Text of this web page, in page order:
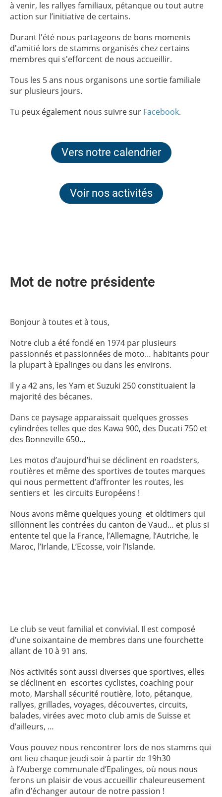
à venir, les rallyes familiaux, pétanque ou tout autre
action sur l’initiative de certains.
Durant l'été nous partageons de bons moments
d'amitié lors de stamms organisés chez certains
membres qui s'efforcent de nous accueillir.
Tous les 5 ans nous organisons une sortie familiale
sur plusieurs jours.
Tu peux également nous suivre sur Facebook.
Vers notre calendrier
Voir nos activités
Mot de notre présidente
Bonjour à toutes et à tous,
Notre club a été fondé en 1974 par plusieurs
passionnés et passionnées de moto… habitants pour
la plupart à Epalinges ou dans les environs.
Il y a 42 ans, les Yam et Suzuki 250 constituaient la
majorité des bécanes.
Dans ce paysage apparaissait quelques grosses
cylindrées telles que des Kawa 900, des Ducati 750 et
des Bonneville 650…
Les motos d’aujourd’hui se déclinent en roadsters,
routières et même des sportives de toutes marques
qui nous permettent d’affronter les routes, les
sentiers et les circuits Européens !
Nous avons même quelques young et oldtimers qui
sillonnent les contrées du canton de Vaud… et plus si
entente tel que la France, l’Allemagne, l’Autriche, le
Maroc, l’Irlande, L’Ecosse, voir l’Islande.
Le club se veut familial et convivial. Il est composé
d’une soixantaine de membres dans une fourchette
allant de 10 à 91 ans.
Nos activités sont aussi diverses que sportives, elles
se déclinent en escortes cyclistes, coaching pour
moto, Marshall sécurité routière, loto, pétanque,
rallyes, grillades, voyages, découvertes, circuits,
balades, virées avec moto club amis de Suisse et
d’ailleurs, …
Vous pouvez nous rencontrer lors de nos stamms qui
ont lieu chaque jeudi soir à partir de 19h30
à l’Auberge communale d’Epalinges, où nous nous
ferons un plaisir de vous accueillir chaleureusement
afin d’échanger autour de notre passion !